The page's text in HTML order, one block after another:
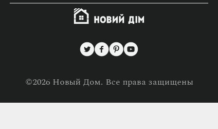
Дача
Товары для дома
О «Новый Дом»
Политика использования файлов cookies
©2026 Новый Дом. Все права защищены